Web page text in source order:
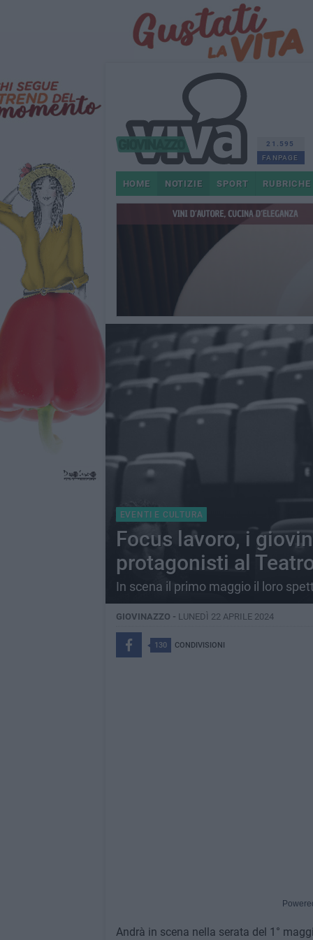
21.595
FANPAGE
HOME NOTIZIE SPORT RUBRICHE
EVENTI E CULTURA
Focus lavoro, i
protagonisti al
In scena il primo maggio il loro
GIOVINAZZO - LUNEDÌ 22 APRILE 2024
130 CONDIVISIONI
Andrà in scena nella serata del 1°